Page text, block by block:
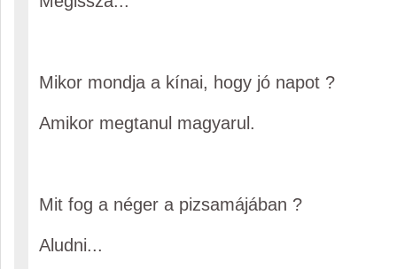
Mikor mondja a kínai, hogy jó napot ?
Amikor megtanul magyarul.
Mit fog a néger a pizsamájában ?
Aludni...